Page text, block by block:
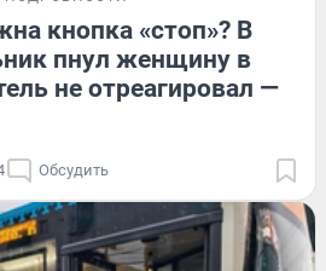
кнопка «стоп»? В
пнул женщину в
не отреагировал —
Обсудить